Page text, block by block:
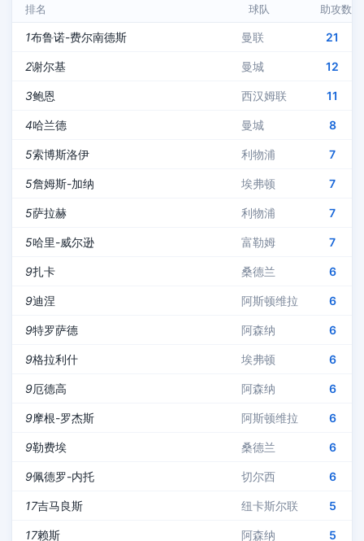
排名 球队 助攻数
1布鲁诺-费尔南德斯 曼联 21
2谢尔基 曼城 12
3鲍恩 西汉姆联 11
4哈兰德 曼城 8
5索博斯洛伊 利物浦 7
5詹姆斯-加纳 埃弗顿 7
5萨拉赫 利物浦 7
5哈里-威尔逊 富勒姆 7
9扎卡 桑德兰 6
9迪涅 阿斯顿维拉 6
9特罗萨德 阿森纳 6
9格拉利什 埃弗顿 6
9厄德高 阿森纳 6
9摩根-罗杰斯 阿斯顿维拉 6
9勒费埃 桑德兰 6
9佩德罗-内托 切尔西 6
17吉马良斯 纽卡斯尔联 5
17赖斯 阿森纳 5